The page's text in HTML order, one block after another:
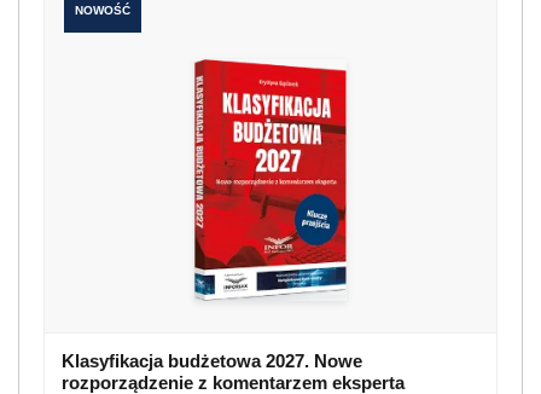
NOWOŚĆ
Klasyfikacja budżetowa 2027. Nowe
rozporządzenie z komentarzem eksperta